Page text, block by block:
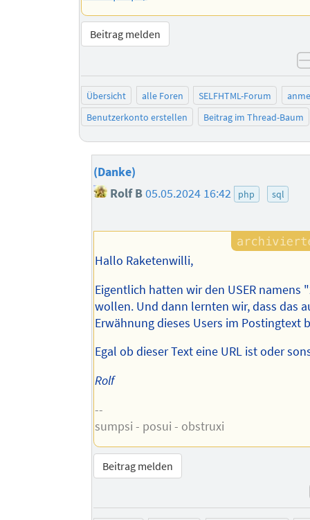
Beitrag melden
Übersicht alle Foren SELFHTML-Forum
Benutzerkonto erstellen
Beitrag im Thread-Baum
(Danke)
Rolf B05.05.2024 16:42 php sql
Hallo Raketenwilli,
Eigentlich hatten wir den USER namens
wollen. Und dann lernten wir, dass das
Erwähnung dieses Users im Postingtext
Egal ob dieser Text eine URL ist oder
Rolf
--
sumpsi - posui - obstruxi
Beitrag melden